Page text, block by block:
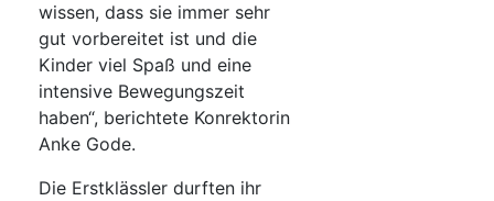
wissen, dass sie immer sehr
gut vorbereitet ist und die
Kinder viel Spaß und eine
intensive Bewegungszeit
haben“, berichtete Konrektorin
Anke Gode.
Die Erstklässler durften ihr